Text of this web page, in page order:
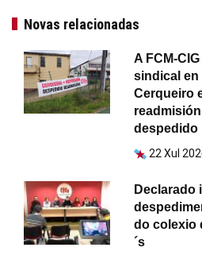
Novas relacionadas
A FCM-
sindical en
Cerqueiro
despedido
22 Xul
Declarado
do colexio
´s